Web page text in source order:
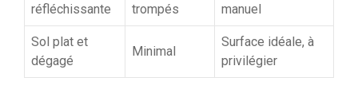
réfléchissante
trompés
manuel
Sol plat et
dégagé
Minimal
Surface idéale, à
privilégier